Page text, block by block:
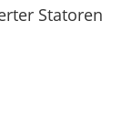
Statoren